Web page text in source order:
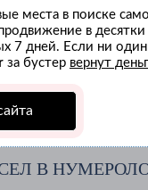
места в поиске
в
7 дней. Если ни один
за бустер вернут
В